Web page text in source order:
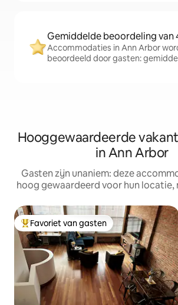
Gemiddelde beoordeling van
Accommodaties in Ann Arbor
beoordeeld door gasten:
Hooggewaardeerde
in Ann Arbor
Gasten zijn unaniem: deze
hoog gewaardeerd voor hun locatie,
Topfavoriet van gasten
Favoriet van gasten